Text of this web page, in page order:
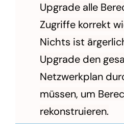
Upgrade alle
Zugriffe korrekt
Nichts ist
Upgrade den
Netzwerkplan
müssen, um
rekonstruieren.